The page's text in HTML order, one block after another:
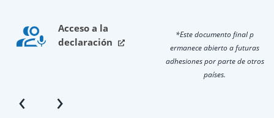
Acceso a la
declaración
​*Este documento final p​
ermanece abierto a futuras
adhesiones por parte de otros
países.​​​
‹ ›